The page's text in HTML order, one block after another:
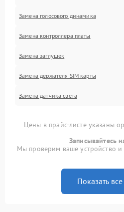
Замена голосового динамика
Замена контроллера платы
Замена заглушек
Замена держателя SIM карты
Замена датчика света
Цены в прайс-листе указаны
Записывайтесь
Мы проверим ваше устройство и
Показать все